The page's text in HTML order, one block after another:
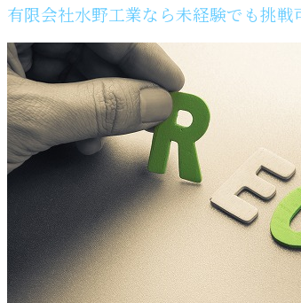
有限会社水野工業なら未経験でも挑戦